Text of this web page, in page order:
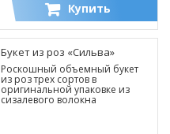
Купить
Букет из роз «Сильва»
Роскошный объемный букет
из роз трех сортов в
оригинальной упаковке из
сизалевого волокна